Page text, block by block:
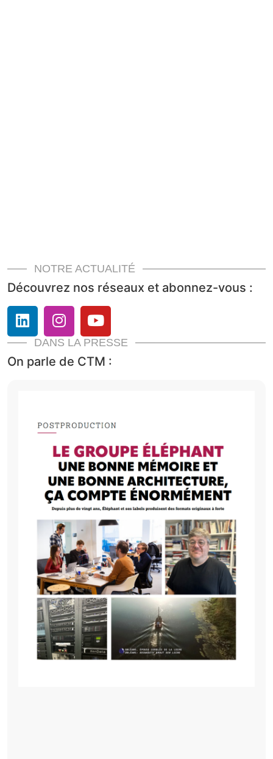
NOTRE ACTUALITÉ
Découvrez nos réseaux et abonnez-vous :
DANS LA PRESSE
On parle de CTM :